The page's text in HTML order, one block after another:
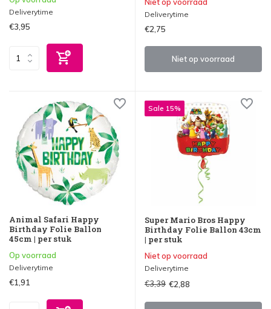
Deliverytime
€3,95
Niet op voorraad
Deliverytime
€2,75
Niet op voorraad
Animal Safari Happy
Birthday Folie Ballon
45cm | per stuk
Op voorraad
Deliverytime
€1,91
Sale 15%
Super Mario Bros Happy
Birthday Folie Ballon 43cm
| per stuk
Niet op voorraad
Deliverytime
€3,39 €2,88